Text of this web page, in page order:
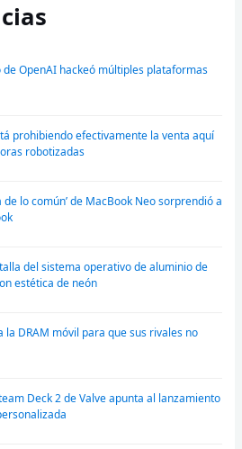
OpenAI hackeó múltiples plataformas
prohibiendo efectivamente la venta aquí
robotizadas
de lo común’ de MacBook Neo sorprendió a
del sistema operativo de aluminio de
estética de neón
la DRAM móvil para que sus rivales no
Deck 2 de Valve apunta al lanzamiento